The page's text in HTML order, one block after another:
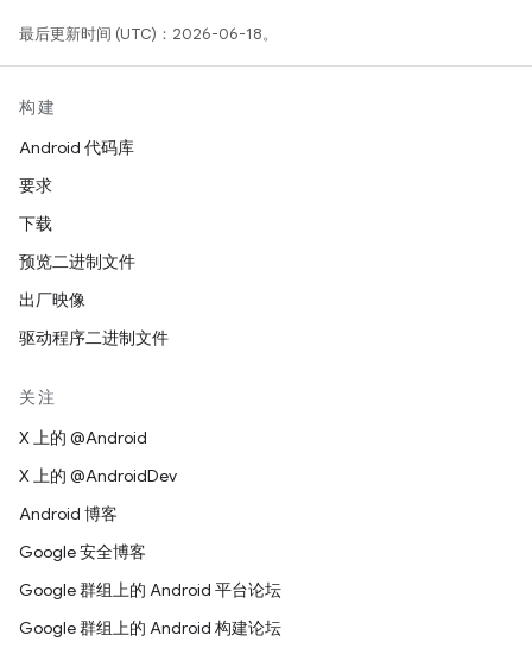
最后更新时间 (UTC)：2026-06-18。
构建
Android 代码库
要求
下载
预览二进制文件
出厂映像
驱动程序二进制文件
关注
X 上的 @Android
X 上的 @AndroidDev
Android 博客
Google 安全博客
Google 群组上的 Android 平台论坛
Google 群组上的 Android 构建论坛